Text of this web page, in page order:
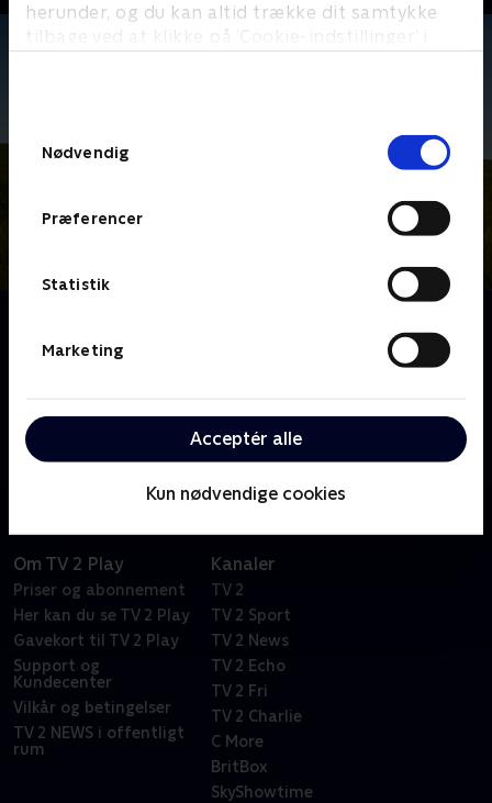
herunder, og du kan altid trække dit samtykke
tilbage ved at klikke på ’Cookie-indstillinger’ i
Nødvendig
Præferencer
Statistik
Marketing
Acceptér alle
Kun nødvendige cookies
Dr. Martin Ellingham var en succes som kirurg i
London, men da han flytter til den lille søvnige
praktiserende læge, bliver der vendt op og ned på
tilværelsen for både ham og byens beboere.
Om TV 2 Play
Priser og abonnement
Her kan du se TV 2 Play
Gavekort til TV 2 Play
Support og
Kundecenter
Vilkår og betingelser
TV 2 NEWS i offentligt
rum
Kanaler
TV 2
TV 2 Sport
TV 2 News
TV 2 Echo
TV 2 Fri
TV 2 Charlie
C More
BritBox
SkyShowtime